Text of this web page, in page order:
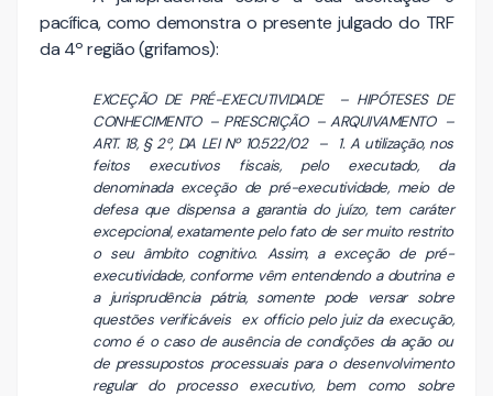
pacífica, como demonstra o presente julgado do TRF
da 4º região (grifamos):
EXCEÇÃO DE PRÉ-EXECUTIVIDADE – HIPÓTESES DE
CONHECIMENTO – PRESCRIÇÃO – ARQUIVAMENTO –
ART. 18, § 2º, DA LEI Nº 10.522/02 – 1. A utilização, nos
feitos executivos fiscais, pelo executado, da
denominada exceção de pré-executividade, meio de
defesa que dispensa a garantia do juízo, tem caráter
excepcional, exatamente pelo fato de ser muito restrito
o seu âmbito cognitivo. Assim, a exceção de pré-
executividade, conforme vêm entendendo a doutrina e
a jurisprudência pátria, somente pode versar sobre
questões verificáveis ex officio pelo juiz da execução,
como é o caso de ausência de condições da ação ou
de pressupostos processuais para o desenvolvimento
regular do processo executivo, bem como sobre